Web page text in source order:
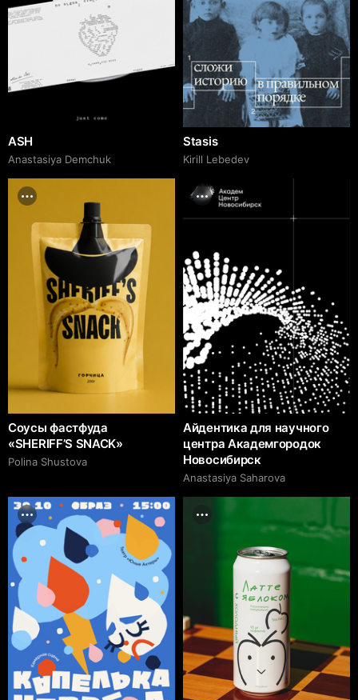
ASH
Anastasiya Demchuk
Stasis
Kirill Lebedev
Соусы фастфуда
«SHERIFF’S SNACK»
Polina Shustova
Айдентика для научного
центра Академгородок
Новосибирск
Anastasiya Saharova